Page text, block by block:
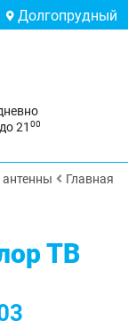
Долгопрудный
до 2100
Главная
ТВ